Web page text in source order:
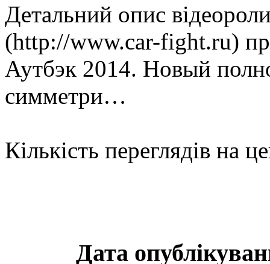
Детальний опис
(http://www.car-fight.ru)
Аутбэк 2014. Новый
симметри…
Кількість переглядів на
Дата